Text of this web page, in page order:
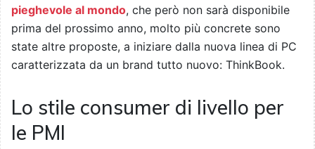
pieghevole al mondo, che però non sarà disponibile
prima del prossimo anno, molto più concrete sono
state altre proposte, a iniziare dalla nuova linea di PC
caratterizzata da un brand tutto nuovo: ThinkBook.
Lo stile consumer di livello per
le PMI